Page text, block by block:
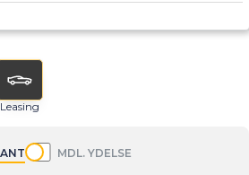
Leasing
MDL. YDELSE